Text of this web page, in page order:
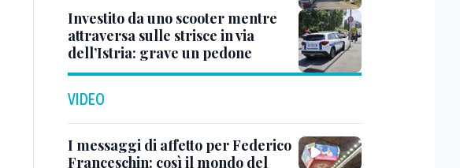
Investito da uno scooter mentre
attraversa sulle strisce in via
dell’Istria: grave un pedone
VIDEO
I messaggi di affetto per Federico
Franceschin: così il mondo del